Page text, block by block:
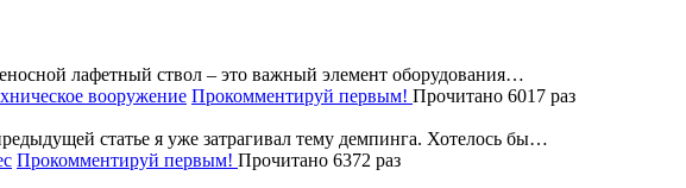
лафетный ствол – это важный элемент оборудования…
вооружение Прокомментируй первым! Прочитано 6017 раз
статье я уже затрагивал тему демпинга. Хотелось бы…
Прокомментируй первым! Прочитано 6372 раз